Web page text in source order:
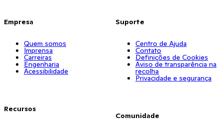
Empresa
Quem somos
Imprensa
Carreiras
Engenharia
Acessibilidade
Recursos
Suporte
Centro de Ajuda
Contato
Definições de Cookies
Aviso de transparência na
recolha
Privacidade e segurança
Comunidade